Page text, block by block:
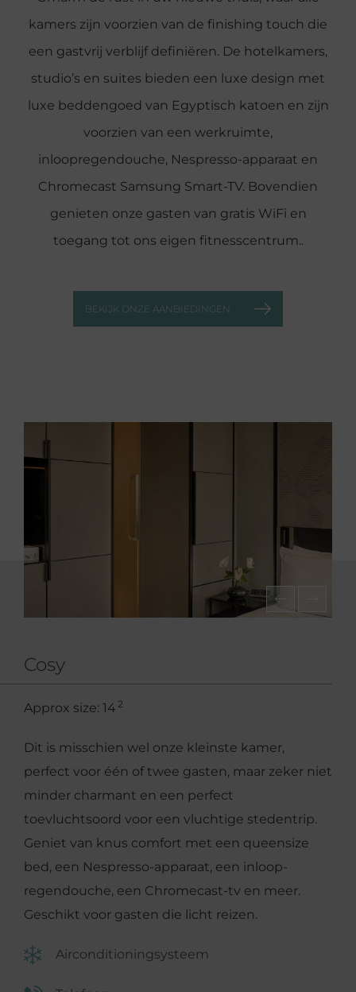
kamers zijn voorzien van de finishing touch die
een gastvrij verblijf definiëren. De hotelkamers,
studio’s en suites bieden een luxe design met
luxe beddengoed van Egyptisch katoen en zijn
voorzien van een werkruimte,
inloopregendouche, Nespresso-apparaat en
Chromecast Samsung Smart-TV. Bovendien
genieten onze gasten van gratis WiFi en
toegang tot ons eigen fitnesscentrum..
BEKIJK ONZE AANBIEDINGEN
Cosy
Approx size: 14 2
Dit is misschien wel onze kleinste kamer,
perfect voor één of twee gasten, maar zeker niet
minder charmant en een perfect
toevluchtsoord voor een vluchtige stedentrip.
Geniet van knus comfort met een queensize
bed, een Nespresso-apparaat, een inloop-
regendouche, een Chromecast-tv en meer.
Geschikt voor gasten die licht reizen.
Airconditioningsysteem